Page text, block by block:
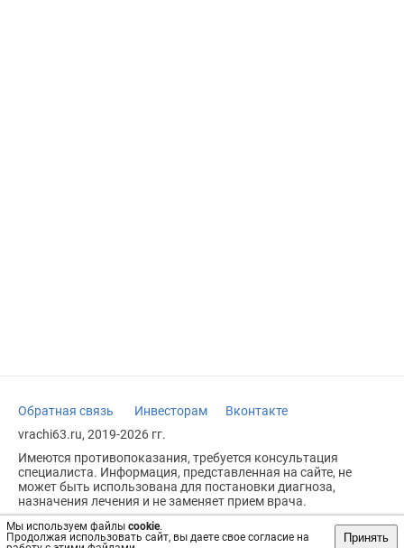
Мы используем файлы cookie.
Продолжая использовать сайт, вы даете свое согласие на
Принять
Обратная связь Инвесторам
Вконтакте
vrachi63.ru, 2019-2026 гг.
Имеются противопоказания, требуется консультация
специалиста. Информация, представленная на сайте, не
может быть использована для постановки диагноза,
назначения лечения и не заменяет прием врача.
Возрастное ограничение: 18+